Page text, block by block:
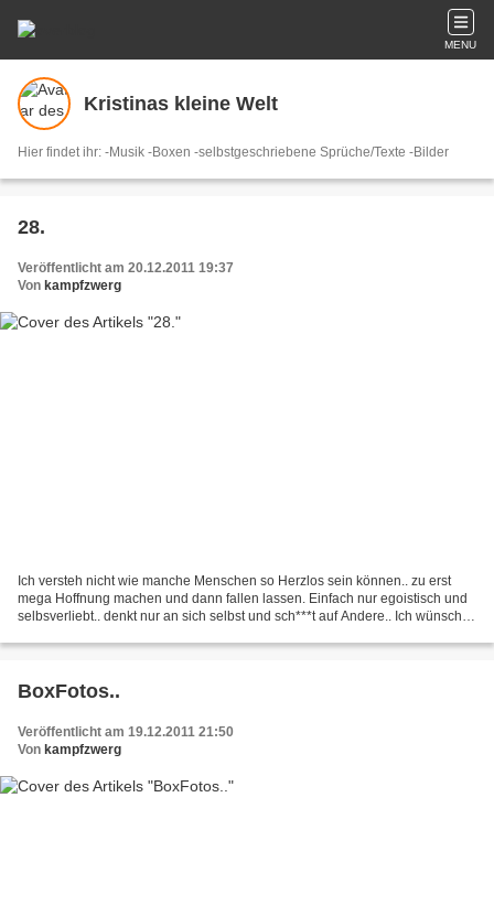
MENU
Kristinas kleine Welt
Hier findet ihr: -Musik -Boxen -selbstgeschriebene Sprüche/Texte -Bilder
28.
Veröffentlicht am 20.12.2011 19:37
Von kampfzwerg
Ich versteh nicht wie manche Menschen so Herzlos sein können.. zu erst
mega Hoffnung machen und dann fallen lassen. Einfach nur egoistisch und
selbsverliebt.. denkt nur an sich selbst und sch***t auf Andere.. Ich wünsche
BoxFotos..
Veröffentlicht am 19.12.2011 21:50
Von kampfzwerg